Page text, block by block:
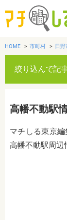
歯医者・病院
HOME 市町村 日野
絞り込んで記
高幡不動駅
マチしる東京編
高幡不動駅周辺